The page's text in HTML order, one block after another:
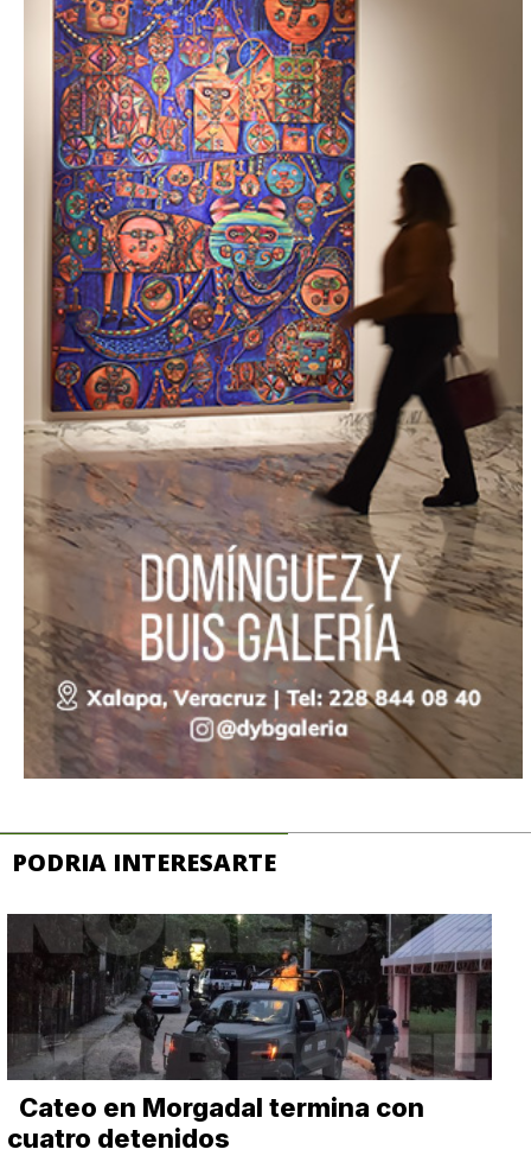
PODRIA INTERESARTE
Cateo en Morgadal termina con
cuatro detenidos